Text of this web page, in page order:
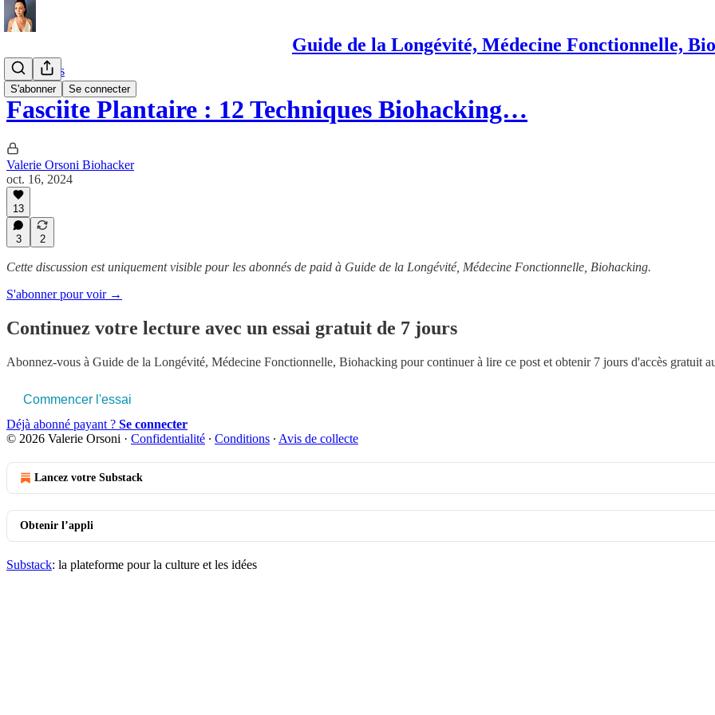
Guide de la Longévité, Médecine Fonctionnelle,
S'abonner Se connecter
Traitements
Fasciite Plantaire : 12 Techniques Biohacking…
Valerie Orsoni Biohacker
oct. 16, 2024
13
3 2
Cette discussion est uniquement visible pour les abonnés de paid à Guide de la Longévité, Médecine Fonctionnelle, Biohacking.
S'abonner pour voir →
Continuez votre lecture avec un essai gratuit de 7 jours
Abonnez-vous à Guide de la Longévité, Médecine Fonctionnelle, Biohacking pour continuer à lire ce post et obtenir 7 jours d'accès gratuit
Commencer l'essai
Déjà abonné payant ? Se connecter
© 2026 Valerie Orsoni · Confidentialité ∙ Conditions ∙ Avis de collecte
Lancez votre Substack
Obtenir l’appli
Substack: la plateforme pour la culture et les idées